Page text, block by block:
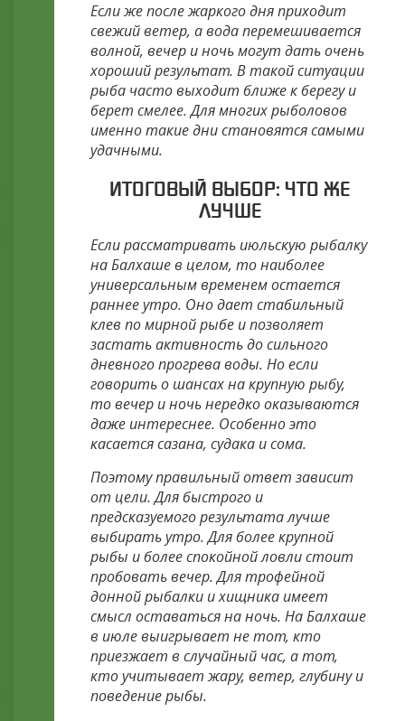
Если же после жаркого дня приходит
свежий ветер, а вода перемешивается
волной, вечер и ночь могут дать очень
хороший результат. В такой ситуации
рыба часто выходит ближе к берегу и
берет смелее. Для многих рыболовов
именно такие дни становятся самыми
удачными.
ИТОГОВЫЙ ВЫБОР: ЧТО ЖЕ
ЛУЧШЕ
Если рассматривать июльскую рыбалку
на Балхаше в целом, то наиболее
универсальным временем остается
раннее утро. Оно дает стабильный
клев по мирной рыбе и позволяет
застать активность до сильного
дневного прогрева воды. Но если
говорить о шансах на крупную рыбу,
то вечер и ночь нередко оказываются
даже интереснее. Особенно это
касается сазана, судака и сома.
Поэтому правильный ответ зависит
от цели. Для быстрого и
предсказуемого результата лучше
выбирать утро. Для более крупной
рыбы и более спокойной ловли стоит
пробовать вечер. Для трофейной
донной рыбалки и хищника имеет
смысл оставаться на ночь. На Балхаше
в июле выигрывает не тот, кто
приезжает в случайный час, а тот,
кто учитывает жару, ветер, глубину и
поведение рыбы.